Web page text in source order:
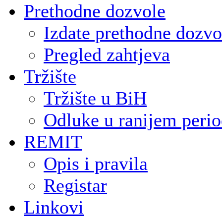
Prethodne dozvole
Izdate prethodne
Pregled zahtjeva
Tržište
Tržište u BiH
Odluke u ranijem
REMIT
Opis i pravila
Registar
Linkovi